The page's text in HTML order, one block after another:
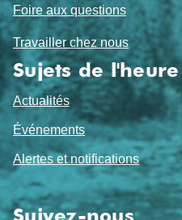
Foire aux questions
Travailler chez nous
Sujets de l'heure
Actualités
Événements
Alertes et notifications